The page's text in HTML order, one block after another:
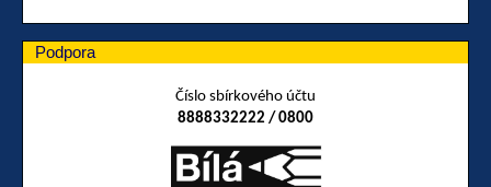
Podpora
Číslo sbírkového účtu
8888332222 / 0800